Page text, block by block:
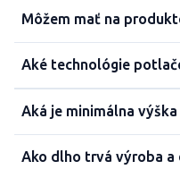
Môžem mať na
Aké technológie
Aká je minimálna
Ako dlho trvá výroba a